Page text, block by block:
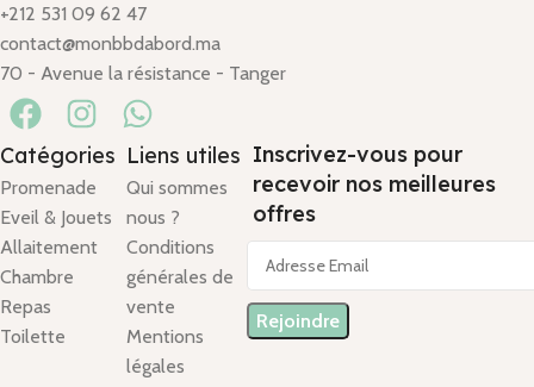
+212 531 09 62 47
contact@monbbdabord.ma
70 - Avenue la résistance - Tanger
Catégories
Promenade
Eveil & Jouets
Allaitement
Chambre
Repas
Toilette
Liens utiles
Qui sommes
nous ?
Conditions
générales de
vente
Mentions
légales
Inscrivez-vous pour
recevoir nos meilleures
offres